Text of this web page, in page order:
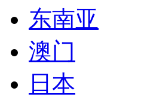
东南亚
澳门
日本